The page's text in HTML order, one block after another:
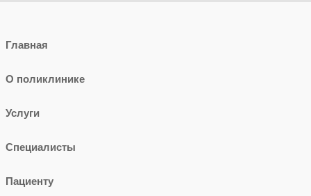
Главная
О поликлинике
Услуги
Специалисты
Пациенту